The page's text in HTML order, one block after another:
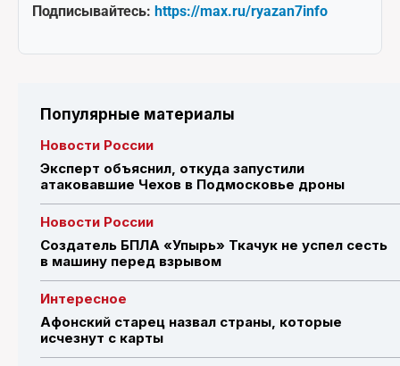
Подписывайтесь: https://max.ru/ryazan7info
Популярные материалы
Новости России
Эксперт объяснил, откуда запустили
атаковавшие Чехов в Подмосковье дроны
Новости России
Создатель БПЛА «Упырь» Ткачук не успел сесть
в машину перед взрывом
Интересное
Афонский старец назвал страны, которые
исчезнут с карты